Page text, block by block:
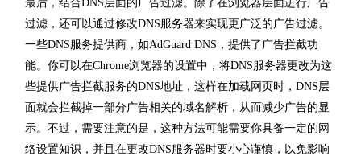
最后，结合DNS层面的广告过滤。除了在浏览器层面进行广告
过滤，还可以通过修改DNS服务器来实现更广泛的广告过滤。
一些DNS服务提供商，如AdGuard DNS，提供了广告拦截功
能。你可以在Chrome浏览器的设置中，将DNS服务器更改为这
些提供广告拦截服务的DNS地址，这样在加载网页时，DNS层
面就会拦截掉一部分广告相关的域名解析，从而减少广告的显
示。不过，需要注意的是，这种方法可能需要你具备一定的网
络设置知识，并且在更改DNS服务器时要小心谨慎，以免影响